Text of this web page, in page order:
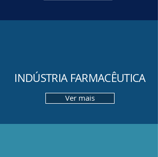
INDÚSTRIA FARMACÊUTICA
Ver mais